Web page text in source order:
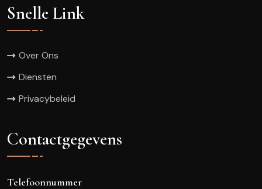
Snelle Link
Over Ons
Diensten
Privacybeleid
Contactgegevens
Telefoonnummer